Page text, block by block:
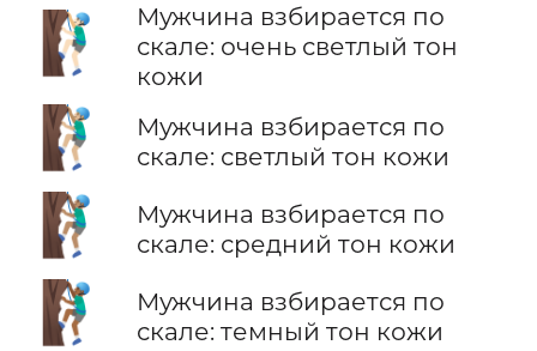
🧗🏻‍♂️
Мужчина взбирается по
скале: очень светлый тон
кожи
🧗🏼‍♂️
Мужчина взбирается по
скале: светлый тон кожи
🧗🏽‍♂️
Мужчина взбирается по
скале: средний тон кожи
🧗🏾‍♂️
Мужчина взбирается по
скале: темный тон кожи